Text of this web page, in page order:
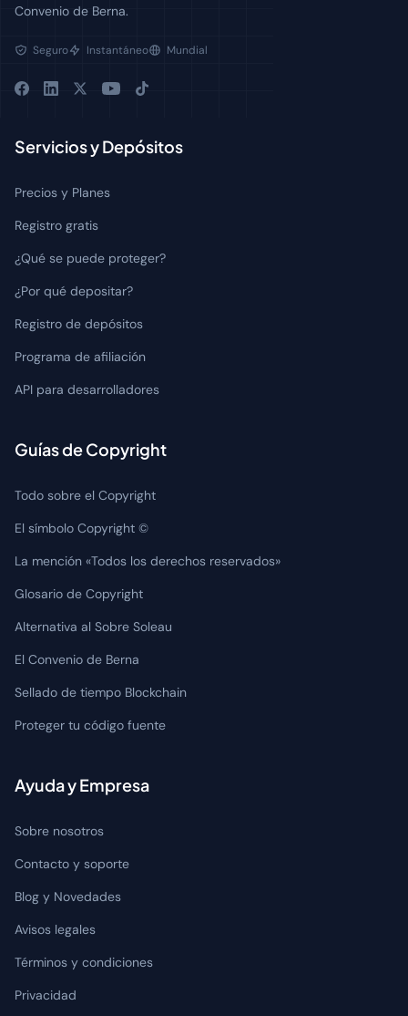
Convenio de Berna.
Seguro Instantáneo Mundial
Servicios y Depósitos
Precios y Planes
Registro gratis
¿Qué se puede proteger?
¿Por qué depositar?
Registro de depósitos
Programa de afiliación
API para desarrolladores
Guías de Copyright
Todo sobre el Copyright
El símbolo Copyright ©
La mención «Todos los derechos reservados»
Glosario de Copyright
Alternativa al Sobre Soleau
El Convenio de Berna
Sellado de tiempo Blockchain
Proteger tu código fuente
Ayuda y Empresa
Sobre nosotros
Contacto y soporte
Blog y Novedades
Avisos legales
Términos y condiciones
Privacidad